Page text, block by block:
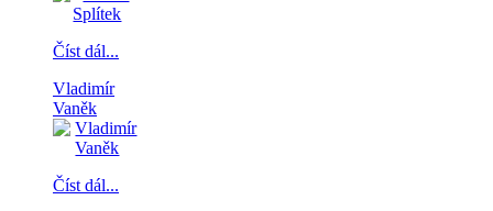
Číst dál...
Vladimír
Vaněk
Číst dál...